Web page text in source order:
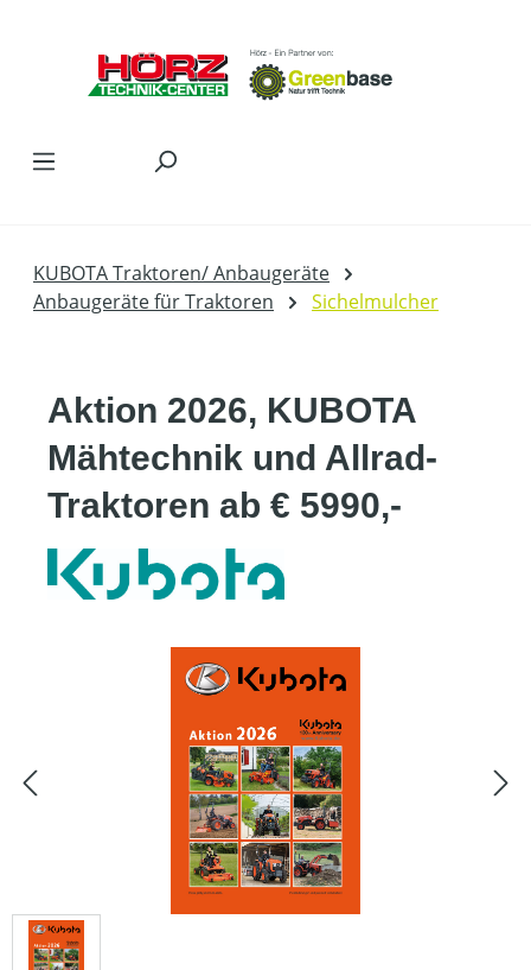
KUBOTA Traktoren/ Anbaugeräte
Anbaugeräte für Traktoren
Sichelmulcher
Aktion 2026, KUBOTA
Mähtechnik und Allrad-
Traktoren ab € 5990,-
Bildergalerie überspringen